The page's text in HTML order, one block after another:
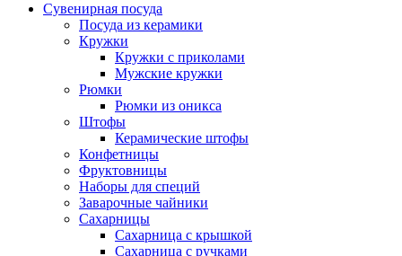
Сувенирная посуда
Посуда из керамики
Кружки
Кружки с приколами
Мужские кружки
Рюмки
Рюмки из оникса
Штофы
Керамические штофы
Конфетницы
Фруктовницы
Наборы для специй
Заварочные чайники
Сахарницы
Сахарница с крышкой
Сахарница с ручками